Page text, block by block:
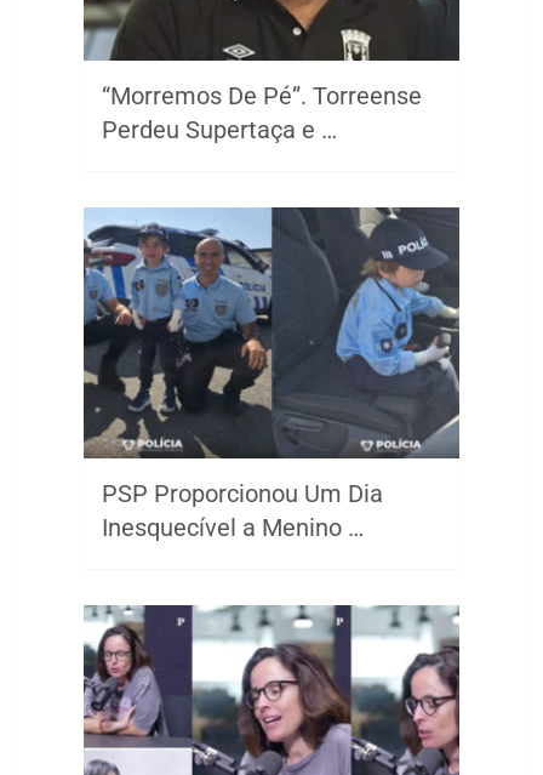
“Morremos De Pé”. Torreense
Perdeu Supertaça e …
PSP Proporcionou Um Dia
Inesquecível a Menino …